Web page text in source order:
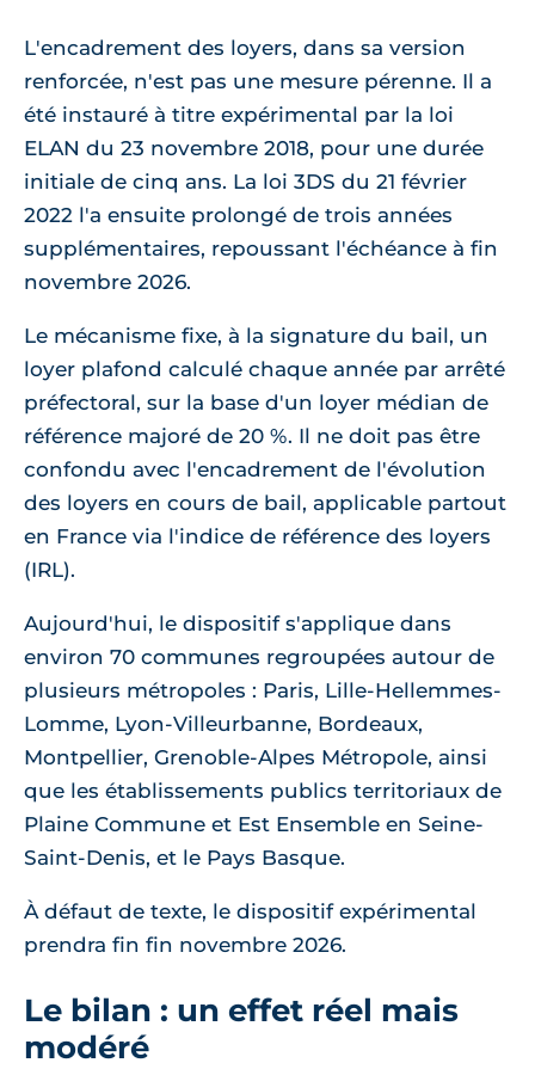
L'encadrement des loyers, dans sa version
renforcée, n'est pas une mesure pérenne. Il a
été instauré à titre expérimental par la loi
ELAN du 23 novembre 2018, pour une durée
initiale de cinq ans. La loi 3DS du 21 février
2022 l'a ensuite prolongé de trois années
supplémentaires, repoussant l'échéance à fin
novembre 2026.
Le mécanisme fixe, à la signature du bail, un
loyer plafond calculé chaque année par arrêté
préfectoral, sur la base d'un loyer médian de
référence majoré de 20 %. Il ne doit pas être
confondu avec l'encadrement de l'évolution
des loyers en cours de bail, applicable partout
en France via l'indice de référence des loyers
(IRL).
Aujourd'hui, le dispositif s'applique dans
environ 70 communes regroupées autour de
plusieurs métropoles : Paris, Lille-Hellemmes-
Lomme, Lyon-Villeurbanne, Bordeaux,
Montpellier, Grenoble-Alpes Métropole, ainsi
que les établissements publics territoriaux de
Plaine Commune et Est Ensemble en Seine-
Saint-Denis, et le Pays Basque.
À défaut de texte, le dispositif expérimental
prendra fin fin novembre 2026.
Le bilan : un effet réel mais
modéré